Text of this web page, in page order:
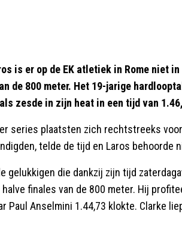
is er op de EK atletiek in Rome niet
de 800 meter. Het 19-jarige
zesde in zijn heat in een tijd van
series plaatsten zich rechtstreeks
telde de tijd en Laros behoorde
gelukkigen die dankzij zijn tijd
finales van de 800 meter. Hij
Paul Anselmini 1.44,73 klokte. Clarke